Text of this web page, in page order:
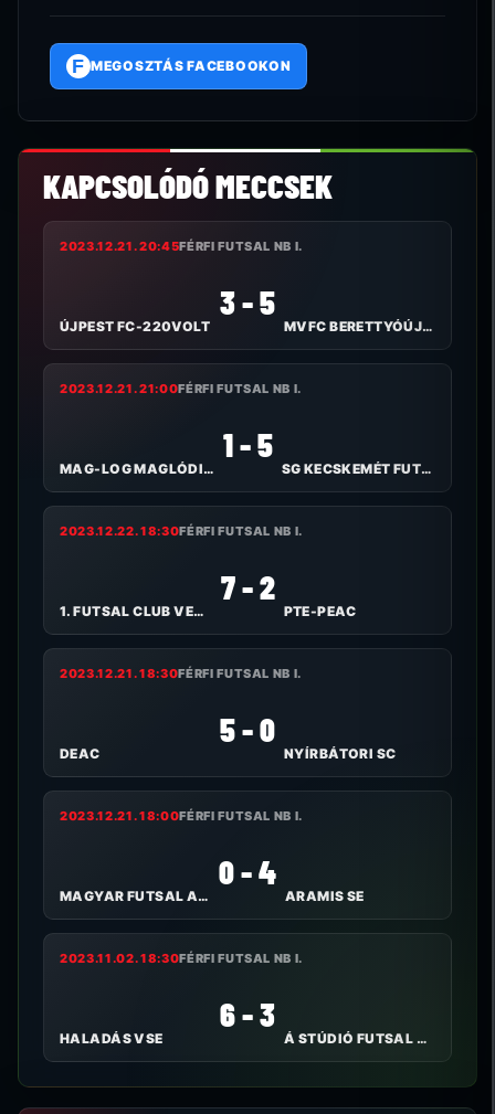
F MEGOSZTÁS FACEBOOKON
KAPCSOLÓDÓ MECCSEK
2023.12.21. 20:45FÉRFI FUTSAL NB I.
ÚJPEST FC-220VOLT
3 - 5
MVFC BERETTYÓÚJFALU
2023.12.21. 21:00FÉRFI FUTSAL NB I.
MAG-LOG MAGLÓDI TC
1 - 5
SG KECSKEMÉT FUTSAL
2023.12.22. 18:30FÉRFI FUTSAL NB I.
1. FUTSAL CLUB VESZPRÉM
7 - 2
PTE-PEAC
2023.12.21. 18:30FÉRFI FUTSAL NB I.
DEAC
5 - 0
NYÍRBÁTORI SC
2023.12.21. 18:00FÉRFI FUTSAL NB I.
MAGYAR FUTSAL AKADÉMIA
0 - 4
ARAMIS SE
2023.11.02. 18:30FÉRFI FUTSAL NB I.
HALADÁS VSE
6 - 3
Á STÚDIÓ FUTSAL NYÍREGYHÁZA